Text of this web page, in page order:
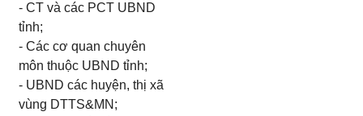
- CT và các PCT UBND
tỉnh;
- Các cơ quan chuyên
môn thuộc UBND tỉnh;
- UBND các huyện, thị xã
vùng DTTS&MN;